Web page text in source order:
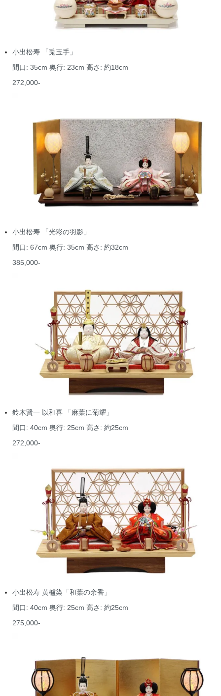
小出松寿 「兎玉手」
間口: 35cm 奥行: 23cm 高さ: 約18cm
272,000-
小出松寿 「光彩の羽影」
間口: 67cm 奥行: 35cm 高さ: 約32cm
385,000-
鈴木賢一 以和喜 「麻葉に菊耀」
間口: 40cm 奥行: 25cm 高さ: 約25cm
272,000-
小出松寿 黄櫨染「和葉の余香」
間口: 40cm 奥行: 25cm 高さ: 約25cm
275,000-